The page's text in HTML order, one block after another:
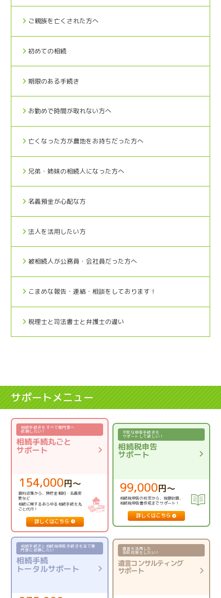
ご親族を亡くされた方へ
初めての相続
期限のある手続き
お勤めで時間が取れない方へ
亡くなった方が農地をお持ちだった方へ
兄弟・姉妹の相続人になった方へ
名義預金が心配な方
法人を活用したい方
被相続人が公務員・会社員だった方へ
こまめな報告・連絡・相談をしております！
税理士と司法書士と弁護士の違い
サポートメニュー
相続手続きをすべて専門家へ
依頼したい！
相続手続丸ごと
サポート
154,000円〜
資料収集から、預貯金解約・名義変
更など
相続に関するあらゆる相続手続を丸
ごと代行！
詳しくはこちら
不安な申告手続きを
サポートして欲しい！
相続税申告
サポート
99,000円〜
相続税申告の判定から、税額計算、
相続税申告書作成までサポート！
詳しくはこちら
相続手続きと相続税申告手続きを全て専
門家に依頼したい
相続手続
トータルサポート
遺言を活用した
生前対策をしたい！
遺言コンサルティング
サポート